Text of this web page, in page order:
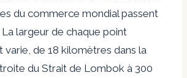
du commerce mondial passent
largeur de chaque point
varie, de 18 kilomètres dans la
du Strait de Lombok à 300